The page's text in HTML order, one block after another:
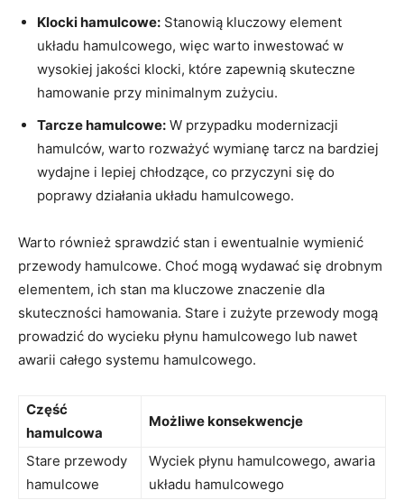
Klocki hamulcowe: Stanowią kluczowy element
układu hamulcowego, więc ⁢warto inwestować w
wysokiej⁤ jakości klocki, które zapewnią ⁤skuteczne
hamowanie przy minimalnym zużyciu.
Tarcze hamulcowe: W przypadku ‍modernizacji
hamulców, warto rozważyć ‍wymianę tarcz na bardziej
wydajne i​ lepiej chłodzące, co przyczyni się do
poprawy działania układu ​hamulcowego.
Warto również sprawdzić stan i ewentualnie wymienić
przewody hamulcowe. Choć mogą wydawać⁢ się drobnym
elementem, ich‌ stan ma kluczowe znaczenie dla⁢
skuteczności hamowania. Stare i zużyte przewody mogą
prowadzić do wycieku płynu hamulcowego⁤ lub nawet ​
awarii całego ​systemu ⁢hamulcowego.
Część
hamulcowa
Możliwe konsekwencje
Stare przewody
‌hamulcowe
Wyciek płynu hamulcowego, awaria
układu hamulcowego